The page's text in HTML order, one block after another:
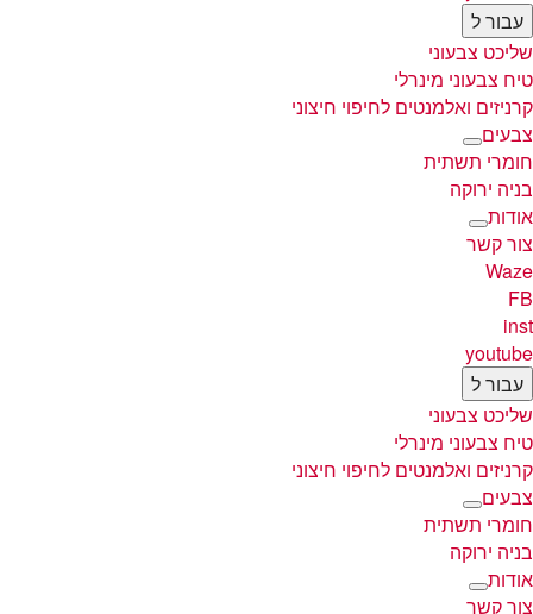
עבור ל
שליכט צבעוני
טיח צבעוני מינרלי
קרניזים ואלמנטים לחיפוי חיצוני
צבעים
חומרי תשתית
בניה ירוקה
אודות
צור קשר
Waze
FB
inst
youtube
עבור ל
שליכט צבעוני
טיח צבעוני מינרלי
קרניזים ואלמנטים לחיפוי חיצוני
צבעים
חומרי תשתית
בניה ירוקה
אודות
צור קשר